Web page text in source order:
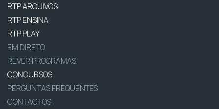
RTP ARQUIVOS
RTP ENSINA
RTP PLAY
EM DIRETO
REVER PROGRAMAS
CONCURSOS
PERGUNTAS FREQUENTES
CONTACTOS